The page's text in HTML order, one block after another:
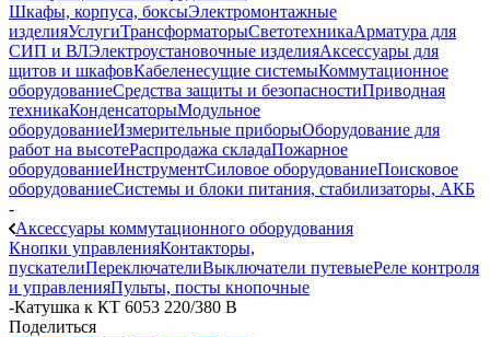
Шкафы, корпуса, боксыЭлектромонтажные
изделияУслугиТрансформаторыСветотехникаАрматура для
СИП и ВЛЭлектроустановочные изделияАксессуары для
щитов и шкафовКабеленесущие системыКоммутационное
оборудованиеСредства защиты и безопасностиПриводная
техникаКонденсаторыМодульное
оборудованиеИзмерительные приборыОборудование для
работ на высотеРаспродажа складаПожарное
оборудованиеИнструментСиловое оборудованиеПоисковое
оборудованиеСистемы и блоки питания, стабилизаторы, АКБ
-
Аксессуары коммутационного оборудования
Кнопки управленияКонтакторы,
пускателиПереключателиВыключатели путевыеРеле контроля
и управленияПульты, посты кнопочные
-Катушка к КТ 6053 220/380 В
Поделиться